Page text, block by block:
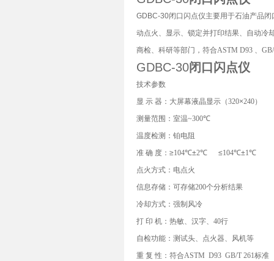
GDBC-30闭口闪点仪主要用于石油产品
动点火、显示、锁定并打印结果、自动冷
商检、科研等部门，符合ASTM D93 、
GDBC-30闭口闪点仪
技术参数
显 示 器：大屏幕液晶显示（320×240）
测量范围：室温~300℃
温度检测：铂电阻
准 确 度：≥104℃±2℃ ≤104℃±1℃
点火方式：电点火
信息存储：可存储200个分析结果
冷却方式：强制风冷
打 印 机：热敏、汉字、 40行
自检功能：测试头、点火器、风机等
重 复 性：符合ASTM D93 GB/T 261标准